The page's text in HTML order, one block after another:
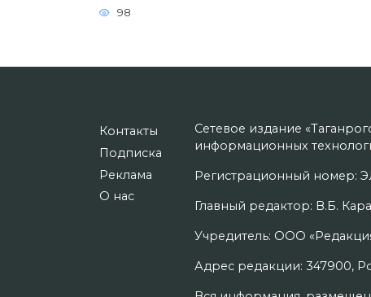
98
Контакты
Подписка
Реклама
О нас
Сетевое издание
информационных
Регистрационный номер:
Главный редактор: В.Б.
Учредитель: ООО
Адрес редакции: 347900,